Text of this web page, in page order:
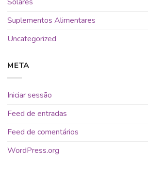
Solares
Suplementos Alimentares
Uncategorized
META
Iniciar sessão
Feed de entradas
Feed de comentários
WordPress.org